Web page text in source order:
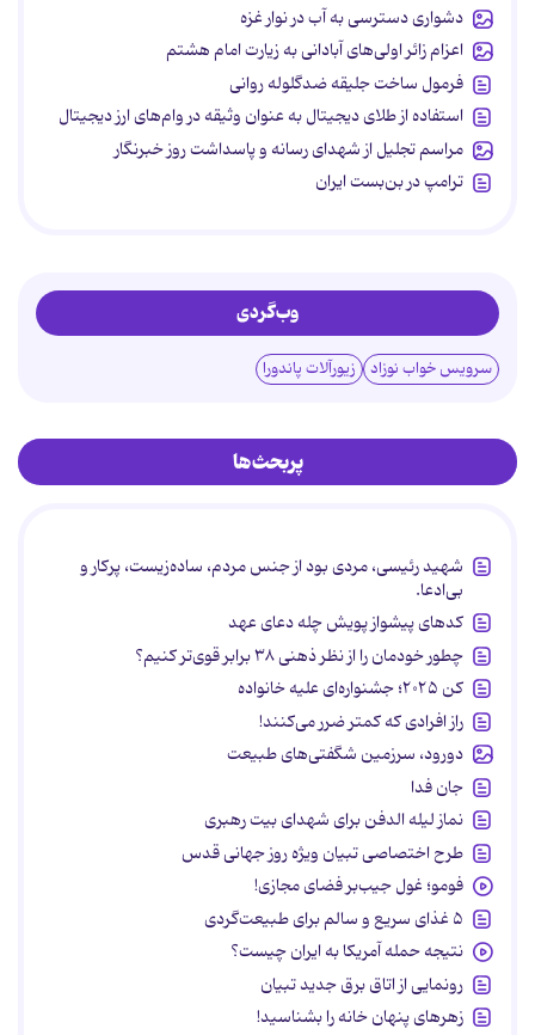
دشواری دسترسی به آب در نوار غزه
اعزام زائر اولی‌های آبادانی به زیارت امام هشتم
فرمول ساخت جلیقه ضدگلوله روانی
استفاده از طلای دیجیتال به عنوان وثیقه در وام‌های ارز دیجیتال
مراسم تجلیل از شهدای رسانه و پاسداشت روز خبرنگار
ترامپ در بن‌بست ایران
وب‌گردی
سرویس خواب نوزاد زیورآلات پاندورا
پربحث‌ها
شهید رئیسی، مردی بود از جنس مردم، ساده‌زیست، پرکار و
بی‌ادعا.
کدهای پیشواز پویش چله دعای عهد
چطور خودمان را از نظر ذهنی ۳۸ برابر قوی‌تر کنیم؟
کن ۲۰۲۵؛ جشنواره‌ای علیه خانواده
راز افرادی که کمتر ضرر می‌کنند!
دورود، سرزمین شگفتی‌های طبیعت
جان فدا
نماز لیله الدفن برای شهدای بیت رهبری
طرح اختصاصی تبیان ویژه روز جهانی قدس
فومو؛ غول جیب‌بر فضای مجازی!
۵ غذای سریع و سالم برای طبیعت‌گردی
نتیجه حمله آمریکا به ایران چیست؟
رونمایی از اتاق برق جدید تبیان
زهرهای پنهان خانه را بشناسید!